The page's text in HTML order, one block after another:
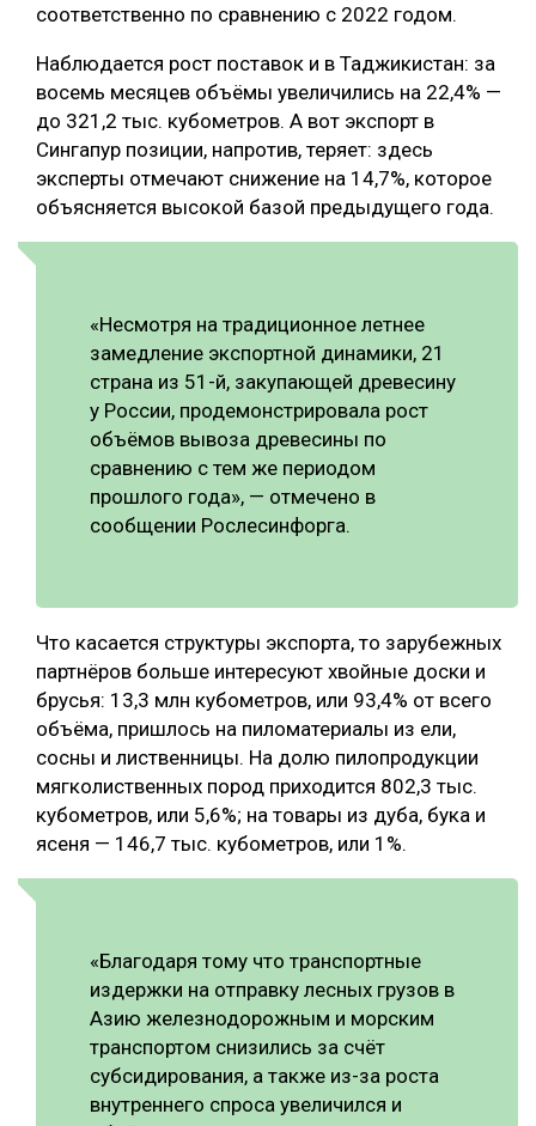
МЕБЕЛЬНОЕ ПРОИЗВОДСТВО
соответственно по сравнению с 2022 годом.
Наблюдается рост поставок и в Таджикистан: за
восемь месяцев объёмы увеличились на 22,4% —
до 321,2 тыс. кубометров. А вот экспорт в
Сингапур позиции, напротив, теряет: здесь
эксперты отмечают снижение на 14,7%, которое
объясняется высокой базой предыдущего года.
«Несмотря на традиционное летнее
замедление экспортной динамики, 21
страна из 51-й, закупающей древесину
у России, продемонстрировала рост
объёмов вывоза древесины по
сравнению с тем же периодом
прошлого года», — отмечено в
сообщении Рослесинфорга.
Что касается структуры экспорта, то зарубежных
партнёров больше интересуют хвойные доски и
брусья: 13,3 млн кубометров, или 93,4% от всего
объёма, пришлось на пиломатериалы из ели,
сосны и лиственницы. На долю пилопродукции
мягколиственных пород приходится 802,3 тыс.
кубометров, или 5,6%; на товары из дуба, бука и
ясеня — 146,7 тыс. кубометров, или 1%.
«Благодаря тому что транспортные
издержки на отправку лесных грузов в
Азию железнодорожным и морским
транспортом снизились за счёт
субсидирования, а также из-за роста
внутреннего спроса увеличился и